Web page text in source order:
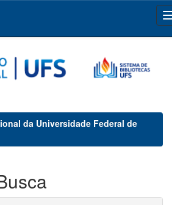
da Universidade Federal de